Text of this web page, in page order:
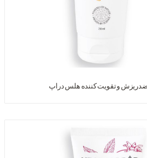
و تقویت کننده هلس دراپ